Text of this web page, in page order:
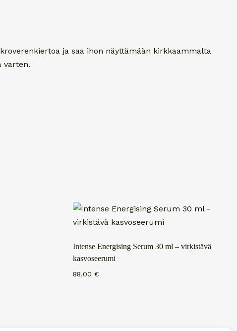
ja saa ihon näyttämään kirkkaammalta
varten.
Intense Energising Serum 30 ml – virkistävä
kasvoseerumi
88,00 €